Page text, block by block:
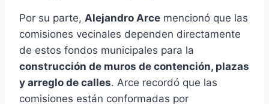
Por su parte, Alejandro Arce mencionó que las
comisiones vecinales dependen directamente
de estos fondos municipales para la
construcción de muros de contención, plazas
y arreglo de calles. Arce recordó que las
comisiones están conformadas por